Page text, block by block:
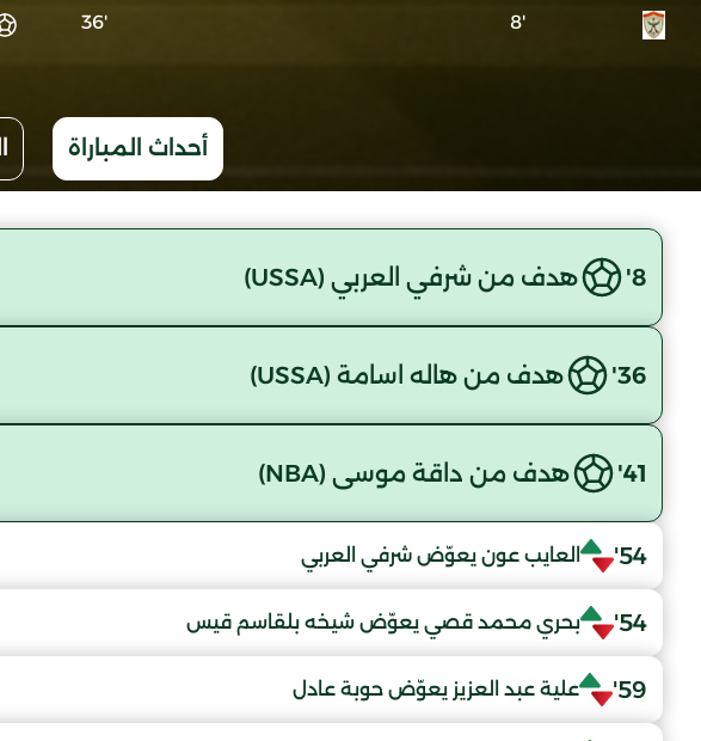
'8
'36
أحداث المباراة
8' هدف من شرفي العربي (USSA)
36' هدف من هاله اسامة (USSA)
41' هدف من داقة موسى (NBA)
54' العايب عون يعوّض شرفي العربي
54' بحري محمد قصي يعوّض شيخه بلقاسم قيس
59' علية عبد العزيز يعوّض حوبة عادل